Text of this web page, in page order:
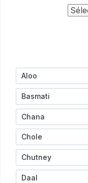
Aloo
Basmati
Chana
Chole
Chutney
Daal